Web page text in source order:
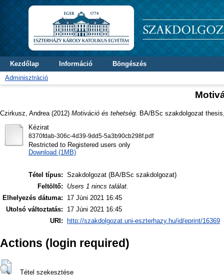
Kezdőlap Információ
Böngészés
Adminisztráció
Czirkusz, Andrea (2012) Motiváció és tehetség.
BA/BSc szakdolgozat
Kézirat
8370fdab-306c-4d39-9dd5-5a3b90cb298f.pdf
Restricted to Registered users only
Download (1MB)
Tétel típus: Szakdolgozat (BA/BSc szakdolgozat)
Feltöltő:
Users 1 nincs találat.
Elhelyezés dátuma:
17 Júni 2021 16:45
Utolsó változtatás:
17 Júni 2021 16:45
URI:
http://szakdolgozat.uni-eszterhazy.hu/id/eprint/16369
Actions (login required)
Tétel szekesztése